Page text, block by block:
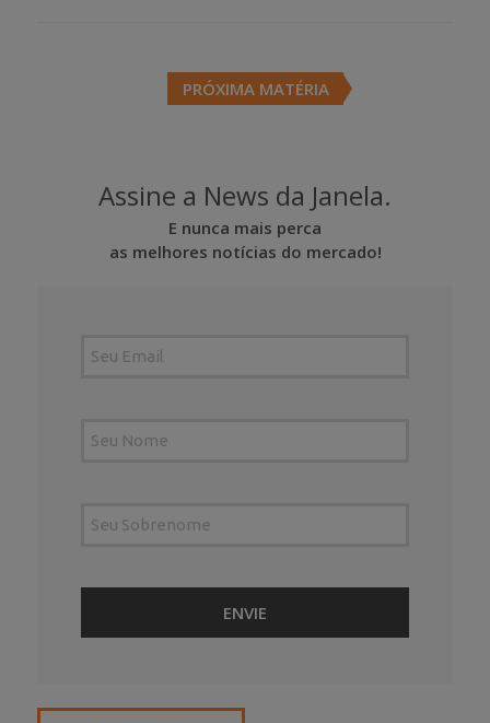
Posts
navigationPRÓXIMA MATÉRIA
Assine a News da Janela.
E nunca mais perca
as melhores notícias do mercado!